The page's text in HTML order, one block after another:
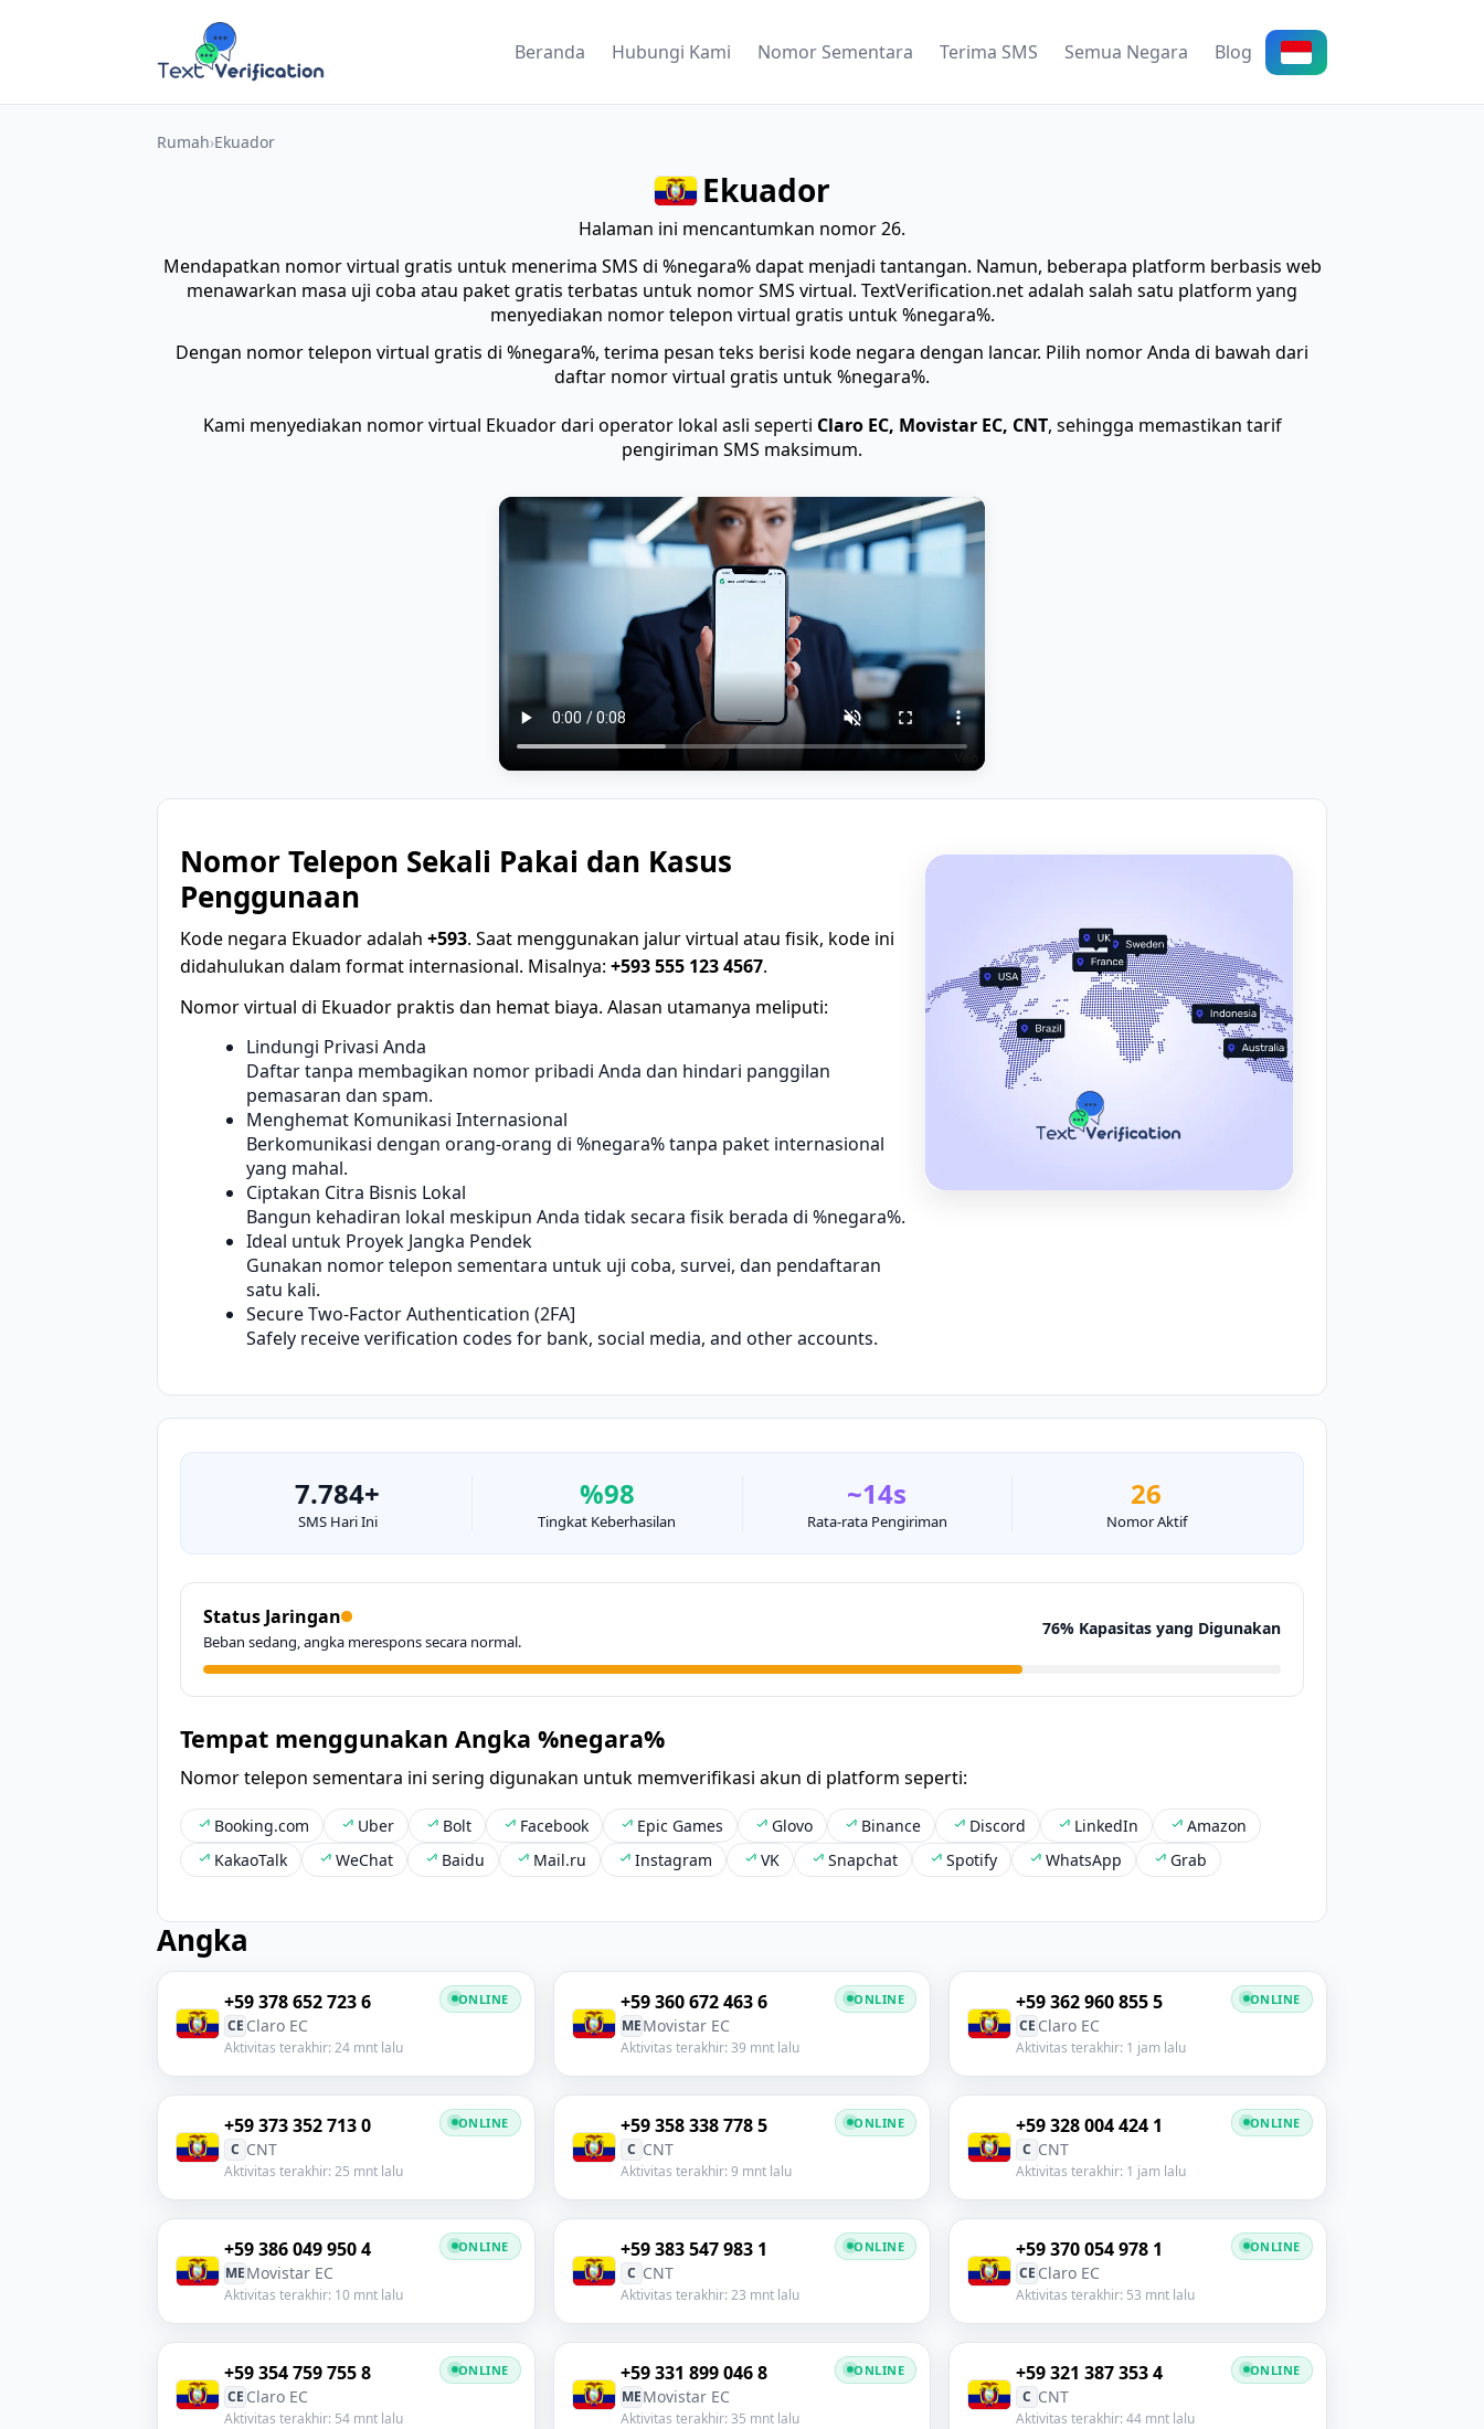
Beranda Hubungi Kami Nomor Sementara Terima SMS Semua Negara Blog
Rumah Ekuador
Ekuador
Halaman ini mencantumkan nomor 26.
Mendapatkan nomor virtual gratis untuk menerima SMS di %negara% dapat menjadi tantangan. Namun, beberapa platform berbasis web
menawarkan masa uji coba atau paket gratis terbatas untuk nomor SMS virtual. TextVerification.net adalah salah satu platform yang
menyediakan nomor telepon virtual gratis untuk %negara%.
Dengan nomor telepon virtual gratis di %negara%, terima pesan teks berisi kode negara dengan lancar. Pilih nomor Anda di bawah dari
daftar nomor virtual gratis untuk %negara%.
Kami menyediakan nomor virtual Ekuador dari operator lokal asli seperti Claro EC, Movistar EC, CNT, sehingga memastikan tarif
pengiriman SMS maksimum.
Nomor Telepon Sekali Pakai dan Kasus
Penggunaan
Kode negara Ekuador adalah +593. Saat menggunakan jalur virtual atau fisik, kode ini
didahulukan dalam format internasional. Misalnya: +593 555 123 4567.
Nomor virtual di Ekuador praktis dan hemat biaya. Alasan utamanya meliputi:
Lindungi Privasi Anda
Daftar tanpa membagikan nomor pribadi Anda dan hindari panggilan
pemasaran dan spam.
Menghemat Komunikasi Internasional
Berkomunikasi dengan orang-orang di %negara% tanpa paket internasional
yang mahal.
Ciptakan Citra Bisnis Lokal
Bangun kehadiran lokal meskipun Anda tidak secara fisik berada di %negara%.
Ideal untuk Proyek Jangka Pendek
Gunakan nomor telepon sementara untuk uji coba, survei, dan pendaftaran
satu kali.
Secure Two-Factor Authentication (2FA]
Safely receive verification codes for bank, social media, and other accounts.
7.784+
SMS Hari Ini
%98
Tingkat Keberhasilan
~14s
Rata-rata Pengiriman
26
Nomor Aktif
Status Jaringan
Beban sedang, angka merespons secara normal.
76% Kapasitas yang Digunakan
Tempat menggunakan Angka %negara%
Nomor telepon sementara ini sering digunakan untuk memverifikasi akun di platform seperti:
Booking.com Uber Bolt Facebook Epic Games Glovo Binance Discord LinkedIn
Amazon
KakaoTalk
WeChat Baidu Mail.ru Instagram VK Snapchat Spotify WhatsApp Grab
Angka
+59 378 652 723 6
CE Claro EC
Aktivitas terakhir: 24 mnt lalu
ONLINE +59 360 672 463 6
MEMovistar EC
Aktivitas terakhir: 39 mnt lalu
ONLINE +59 362 960 855 5
CE Claro EC
Aktivitas terakhir: 1 jam lalu
ONLINE
+59 373 352 713 0
C CNT
Aktivitas terakhir: 25 mnt lalu
ONLINE +59 358 338 778 5
C CNT
Aktivitas terakhir: 9 mnt lalu
ONLINE +59 328 004 424 1
C CNT
Aktivitas terakhir: 1 jam lalu
ONLINE
+59 386 049 950 4
MEMovistar EC
Aktivitas terakhir: 10 mnt lalu
ONLINE +59 383 547 983 1
C CNT
Aktivitas terakhir: 23 mnt lalu
ONLINE +59 370 054 978 1
CE Claro EC
Aktivitas terakhir: 53 mnt lalu
ONLINE
+59 354 759 755 8
CE Claro EC
Aktivitas terakhir: 54 mnt lalu
ONLINE +59 331 899 046 8
MEMovistar EC
Aktivitas terakhir: 35 mnt lalu
ONLINE +59 321 387 353 4
C CNT
Aktivitas terakhir: 44 mnt lalu
ONLINE